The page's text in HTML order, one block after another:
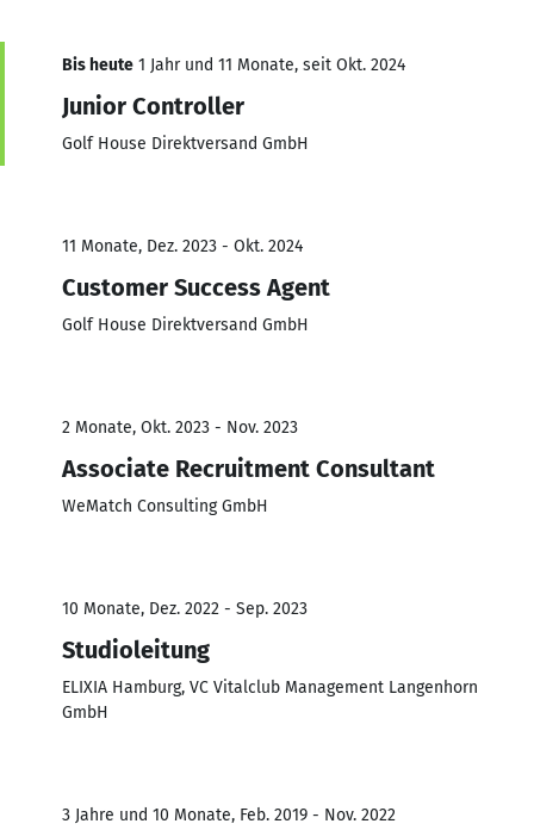
Bis heute 1 Jahr und 11 Monate, seit Okt. 2024
Junior Controller
Golf House Direktversand GmbH
11 Monate, Dez. 2023 - Okt. 2024
Customer Success Agent
Golf House Direktversand GmbH
2 Monate, Okt. 2023 - Nov. 2023
Associate Recruitment Consultant
WeMatch Consulting GmbH
10 Monate, Dez. 2022 - Sep. 2023
Studioleitung
ELIXIA Hamburg, VC Vitalclub Management Langenhorn
GmbH
3 Jahre und 10 Monate, Feb. 2019 - Nov. 2022